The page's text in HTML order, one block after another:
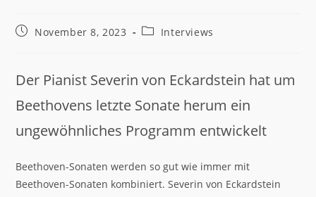
BeitragNovember 8, 2023
Beitrags-
Interviews
Der Pianist Severin von Eckardstein hat um
Beethovens letzte Sonate herum ein
ungewöhnliches Programm entwickelt
Beethoven-Sonaten werden so gut wie immer mit
Beethoven-Sonaten kombiniert. Severin von Eckardstein